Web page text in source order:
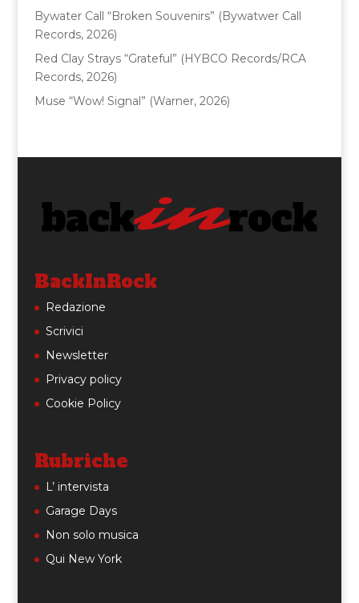
Bywater Call “Broken Souvenirs” (Bywatwer Call
Records, 2026)
Red Clay Strays “Grateful” (HYBCO Records/RCA
Records, 2026)
Muse “Wow! Signal” (Warner, 2026)
BackInRock
Redazione
Scrivici
Newsletter
Privacy policy
Cookie Policy
Rubriche
L’ intervista
Garage Days
Non solo musica
Qui New York